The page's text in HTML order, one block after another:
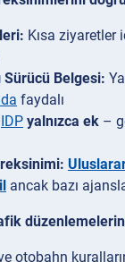
Kısa ziyaretler
Sürücü Belgesi:
faydalı
IDP yalnızca ek –
ancak bazı
ve otobahn